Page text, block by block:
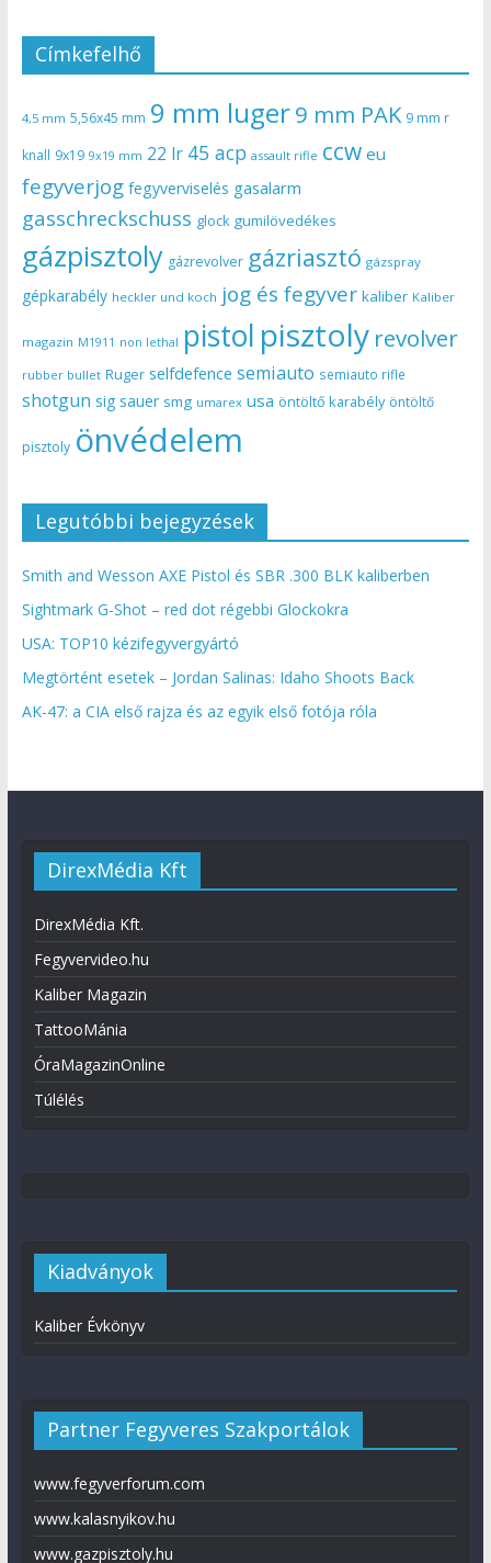
Címkefelhő
4,5 mm 5,56x45 mm 9 mm luger9 mm PAK 9 mm r
knall 9x19 9x19 mm 22 lr 45 acp assault rifle ccw eu
fegyverjog fegyverviselés gasalarm
gasschreckschuss glock gumilövedékes
gázpisztoly gázrevolver gázriasztó gázspray
gépkarabély heckler und koch jog és fegyver kaliber Kaliber
magazin M1911 non lethal pistol pisztoly revolver
rubber bullet Ruger selfdefence semiauto semiauto rifle
shotgun sig sauer smg umarex usa öntöltő karabély öntöltő
pisztoly önvédelem
Legutóbbi bejegyzések
Smith and Wesson AXE Pistol és SBR .300 BLK kaliberben
Sightmark G-Shot – red dot régebbi Glockokra
USA: TOP10 kézifegyvergyártó
Megtörtént esetek – Jordan Salinas: Idaho Shoots Back
AK-47: a CIA első rajza és az egyik első fotója róla
DirexMédia Kft
DirexMédia Kft.
Fegyvervideo.hu
Kaliber Magazin
TattooMánia
ÓraMagazinOnline
Túlélés
Kiadványok
Kaliber Évkönyv
Partner Fegyveres Szakportálok
www.fegyverforum.com
www.kalasnyikov.hu
www.gazpisztoly.hu